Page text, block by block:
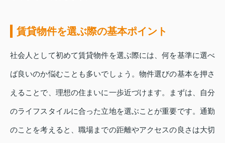
賃貸物件を選ぶ際の基本ポイント
社会人として初めて賃貸物件を選ぶ際には、何を基準に選べ
ば良いのか悩むことも多いでしょう。物件選びの基本を押さ
えることで、理想の住まいに一歩近づけます。まずは、自分
のライフスタイルに合った立地を選ぶことが重要です。通勤
のことを考えると、職場までの距離やアクセスの良さは大切